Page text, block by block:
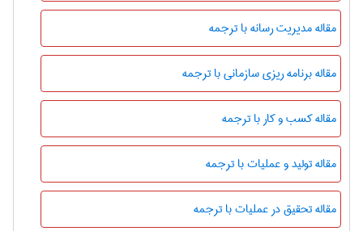
مقاله مدیریت رسانه با ترجمه
مقاله برنامه ریزی سازمانی با ترجمه
مقاله کسب و کار با ترجمه
مقاله تولید و عملیات با ترجمه
مقاله تحقیق در عملیات با ترجمه